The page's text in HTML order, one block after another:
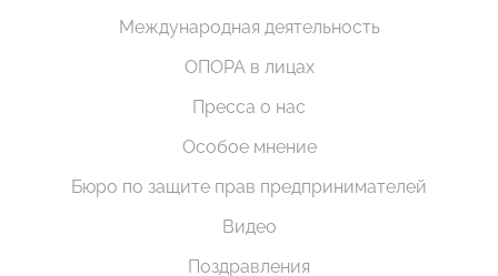
Международная деятельность
ОПОРА в лицах
Пресса о нас
Особое мнение
Бюро по защите прав предпринимателей
Видео
Поздравления